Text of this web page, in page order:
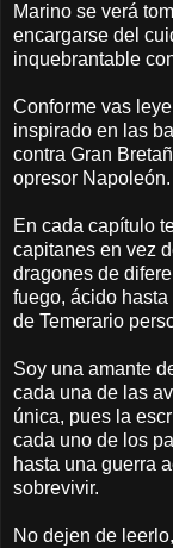
Marino se verá
encargarse del
inquebrantable
Conforme vas
inspirado en las
contra Gran
opresor Napoleón.
En cada capítulo
capitanes en vez
dragones de
fuego, ácido
de Temerario
Soy una amante
cada una de las
única, pues la
cada uno de los
hasta una guerra
sobrevivir.
No dejen de